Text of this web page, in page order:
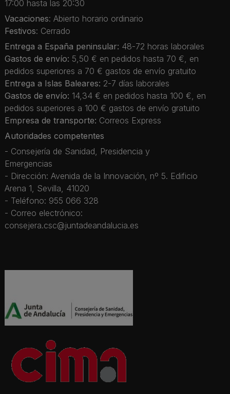
17:00 hasta las 20:30
Vacaciones: Abierto horario ordinario
Festivos: Cerrado
Entrega a España peninsular: 48-72 horas laborales
Gastos de envío: 5,50 € en pedidos hasta 70 €, en
pedidos superiores a 70 € gastos de envío gratuito
Entrega a Islas Baleares: 2-7 días laborales
Gastos de envío: 14,34 € en pedidos hasta 100 €, en
pedidos superiores a 100 € gastos de envío gratuito
Empresa de transporte: Correos Express
Autoridades competentes
- Consejería de Sanidad, Presidencia y
Emergencias
- Dirección: Avenida de la Innovación, nº 5. Edificio
Arena 1, Sevilla, 41020
- Teléfono: 955 066 328
- Correo electrónico:
consejera.csc@juntadeandalucia.es